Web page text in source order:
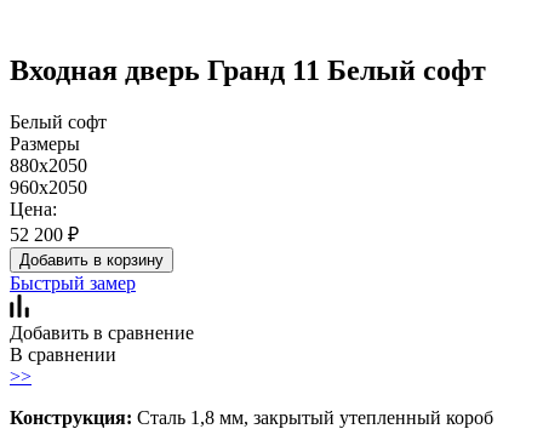
Входная дверь Гранд 11 Белый софт
Белый софт
Размеры
880х2050
960х2050
Цена:
52 200 ₽
Добавить в корзину
Быстрый замер
Добавить в сравнение
В сравнении
>>
Конструкция: Сталь 1,8 мм, закрытый утепленный короб